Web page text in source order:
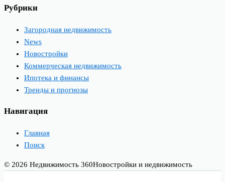
Рубрики
Загородная недвижимость
News
Новостройки
Коммерческая недвижимость
Ипотека и финансы
Тренды и прогнозы
Навигация
Главная
Поиск
© 2026 Недвижимость 360Новостройки и недвижимость